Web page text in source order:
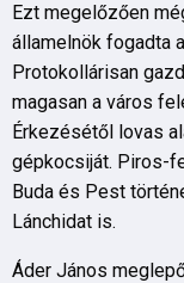
Ezt megelőzően
államelnök fogadta
Protokollárisan
magasan a város
Érkezésétől lovas
gépkocsiját. Piros-
Buda és Pest
Lánchidat is.
Áder János